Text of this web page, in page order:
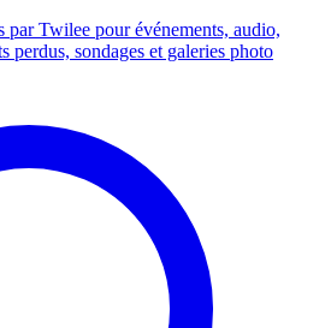
par Twilee pour événements, audio,
perdus, sondages et galeries photo